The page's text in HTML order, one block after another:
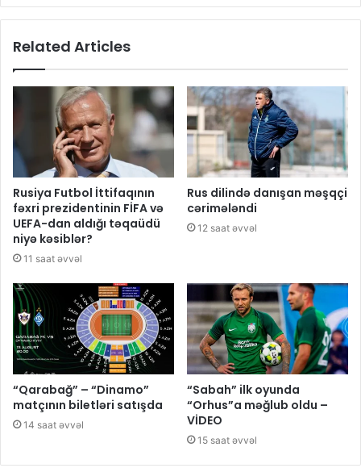
Related Articles
Rusiya Futbol İttifaqının
fəxri prezidentinin FİFA və
UEFA-dan aldığı təqaüdü
niyə kəsiblər?
11 saat əvvəl
Rus dilində danışan məşqçi
cərimələndi
12 saat əvvəl
“Qarabağ” – “Dinamo”
matçının biletləri satışda
14 saat əvvəl
“Sabah” ilk oyunda
“Orhus”a məğlub oldu –
VİDEO
15 saat əvvəl